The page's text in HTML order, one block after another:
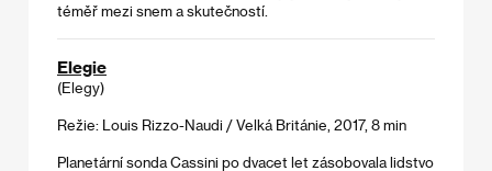
téměř mezi snem a skutečností.
Elegie
(Elegy)
Režie: Louis Rizzo-Naudi / Velká Británie, 2017, 8 min
Planetární sonda Cassini po dvacet let zásobovala lidstvo